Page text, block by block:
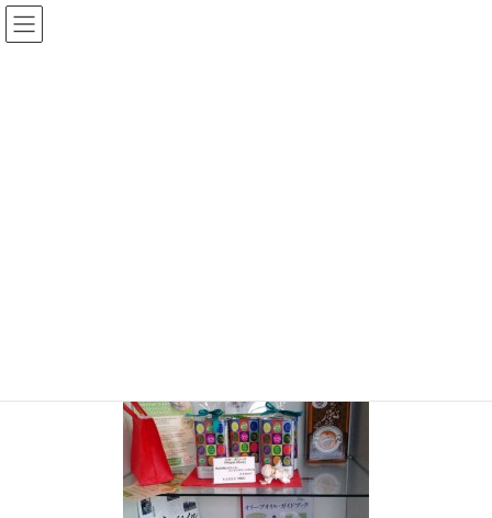
コ
ン
ナ
ビ